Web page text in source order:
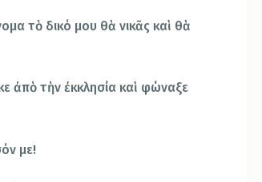
τὸ δικό μου θὰ νικᾶς καὶ θὰ
ἀπὸ τὴν ἐκκλησία καὶ φώναξε
με!